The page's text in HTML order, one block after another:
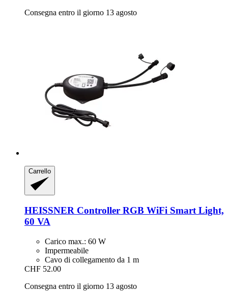
Consegna entro il giorno 13 agosto
Carrello
HEISSNER Controller RGB WiFi Smart Light,
60 VA
Carico max.: 60 W
Impermeabile
Cavo di collegamento da 1 m
CHF 52.00
Consegna entro il giorno 13 agosto